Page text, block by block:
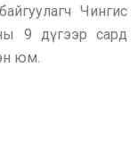
Чингис
9 дүгээр сард
юм.